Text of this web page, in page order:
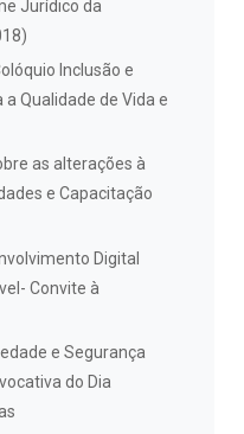
Jurídico da
Inclusão e
Qualidade de Vida e
as alterações à
e Capacitação
Digital
Convite à
e Segurança
do Dia